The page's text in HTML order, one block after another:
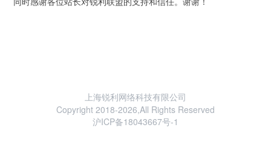
上海锐利网络科技有限公司
Copyright 2018-2026,All Rights Reserved
沪ICP备18043667号-1